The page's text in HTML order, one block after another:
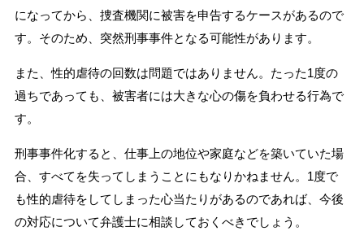
になってから、捜査機関に被害を申告するケースがあるので
す。そのため、突然刑事事件となる可能性があります。
また、性的虐待の回数は問題ではありません。たった1度の
過ちであっても、被害者には大きな心の傷を負わせる行為で
す。
刑事事件化すると、仕事上の地位や家庭などを築いていた場
合、すべてを失ってしまうことにもなりかねません。1度で
も性的虐待をしてしまった心当たりがあるのであれば、今後
の対応について弁護士に相談しておくべきでしょう。